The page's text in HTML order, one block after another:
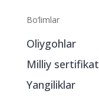
Bo‘limlar
Oliygohlar
Milliy sertifikat
Yangiliklar